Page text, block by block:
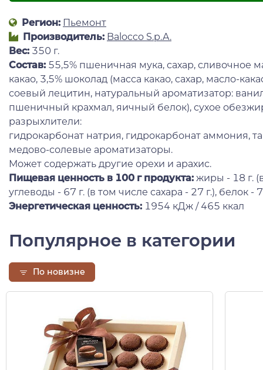
Регион: Пьемонт
Производитель: Balocco S.p.A.
Вес: 350 г.
Состав: 55,5% пшеничная мука, сахар, сливочное
какао, 3,5% шоколад (масса какао, сахар, масло-
соевый лецитин, натуральный ароматизатор:
пшеничный крахмал, яичный белок), сухое
разрыхлители:
гидрокарбонат натрия, гидрокарбонат аммония,
медово-солевые ароматизаторы.
Может содержать другие орехи и арахис.
Пищевая ценность в 100 г продукта: жиры - 18 г.
углеводы - 67 г. (в том числе сахара - 27 г.), белок -
Энергетическая ценность: 1954 кДж / 465 ккал
Популярное в категории
По новизне